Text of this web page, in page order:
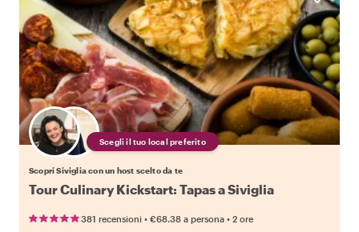
Scegli il tuo local preferito
Scopri Siviglia con un host scelto da te
Tour Culinary Kickstart: Tapas a Siviglia
381 recensioni • €68.38 a persona • 2 ore